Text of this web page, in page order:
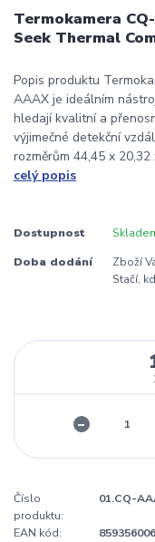
Termokamera
Seek Thermal
Popis produktu
AAAX je ideálním
hledají kvalitní a
výjimečné detekční
rozměrům 44,45 x
celý popis
Dostupnost
Doba dodání
Zboží
Stačí,
Číslo
produktu:
01.CQ-
EAN kód: